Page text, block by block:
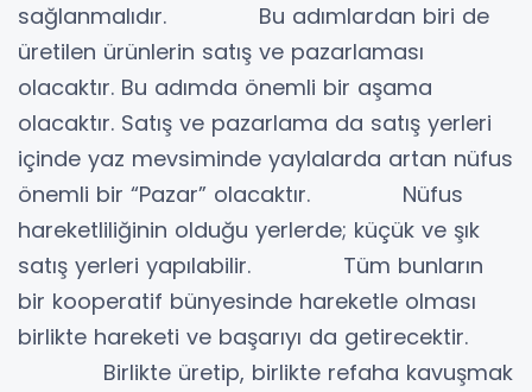
sağlanmalıdır. Bu adımlardan biri de
üretilen ürünlerin satış ve pazarlaması
olacaktır. Bu adımda önemli bir aşama
olacaktır. Satış ve pazarlama da satış yerleri
içinde yaz mevsiminde yaylalarda artan nüfus
önemli bir “Pazar” olacaktır. Nüfus
hareketliliğinin olduğu yerlerde; küçük ve şık
satış yerleri yapılabilir. Tüm bunların
bir kooperatif bünyesinde hareketle olması
birlikte hareketi ve başarıyı da getirecektir.
Birlikte üretip, birlikte refaha kavuşmak